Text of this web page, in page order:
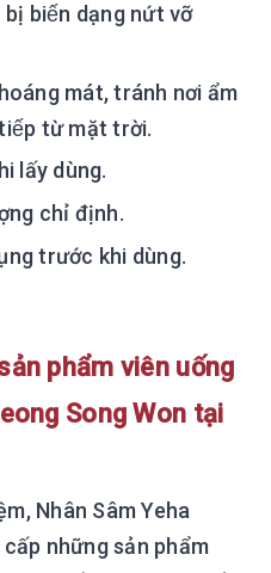
bị biến dạng nứt vỡ
mát, tránh nơi ẩm
từ mặt trời.
lấy dùng.
chỉ định.
trước khi dùng.
phẩm viên uống
Song Won tại
Nhân Sâm Yeha
những sản phẩm